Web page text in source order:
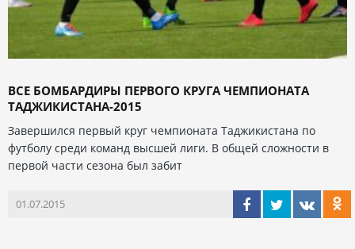
ВСЕ БОМБАРДИРЫ ПЕРВОГО КРУГА ЧЕМПИОНАТА
ТАДЖИКИСТАНА-2015
Завершился первый круг чемпионата Таджикистана по
футболу среди команд высшей лиги. В общей сложности в
первой части сезона был забит
01.07.2015